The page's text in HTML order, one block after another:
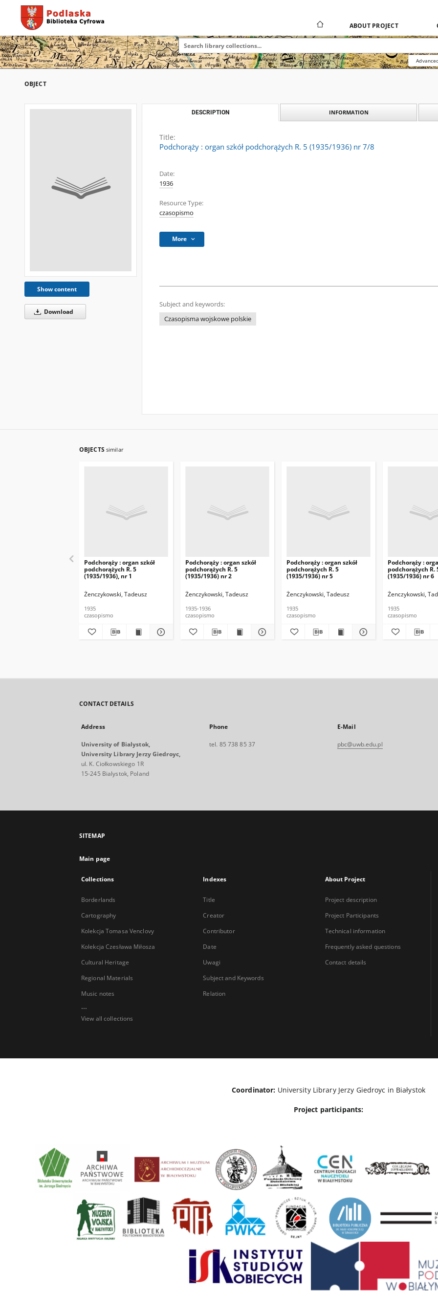
ABOUT PROJECT
OBJECT
Show content
Download
DESCRIPTION INFORMATION
Title:
Podchorąży : organ szkół podchorążych R. 5 (1935/1936) nr 7/8
Date:
1936
Resource Type:
czasopismo
More
Subject and keywords:
Czasopisma wojskowe polskie
OBJECTS similar
Podchorąży : organ szkół
podchorążych R. 5
(1935/1936), nr 1
Żenczykowski, Tadeusz
1935
czasopismo
Podchorąży : organ szkół
podchorążych R. 5
(1935/1936) nr 2
Żenczykowski, Tadeusz
1935-1936
czasopismo
Podchorąży : organ szkół
podchorążych R. 5
(1935/1936) nr 5
Żenczykowski, Tadeusz
1935
czasopismo
Podchorąży :
podchorążych R.
(1935/1936) nr 6
Żenczykowski,
1935
czasopismo
CONTACT DETAILS
Address
University of Bialystok,
University Library Jerzy Giedroyc,
ul. K. Ciołkowskiego 1R
15-245 Bialystok, Poland
Phone
tel. 85 738 85 37
E-Mail
pbc@uwb.edu.pl
SITEMAP
Main page
Collections
Borderlands
Cartography
Kolekcja Tomasa Venclovy
Kolekcja Czesława Miłosza
Cultural Heritage
Regional Materials
Music notes
...
View all collections
Indexes
Title
Creator
Contributor
Date
Uwagi
Subject and Keywords
Relation
About Project
Project description
Project Participants
Technical information
Frequently asked questions
Contact details
Coordinator: University Library Jerzy Giedroyc in Białystok
Project participants: